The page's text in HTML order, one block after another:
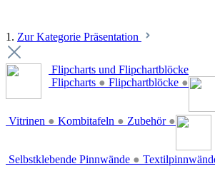
1. Zur Kategorie Präsentation
Flipcharts und Flipchartblöcke
Flipcharts ● Flipchartblöcke ●
Vitrinen ● Kombitafeln ● Zubehör ●
Selbstklebende Pinnwände ●